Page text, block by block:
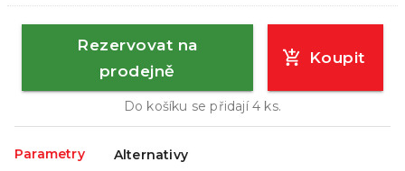
Rezervovat na
prodejně
Koupit
Do košíku se přidají4 ks.
Parametry Alternativy